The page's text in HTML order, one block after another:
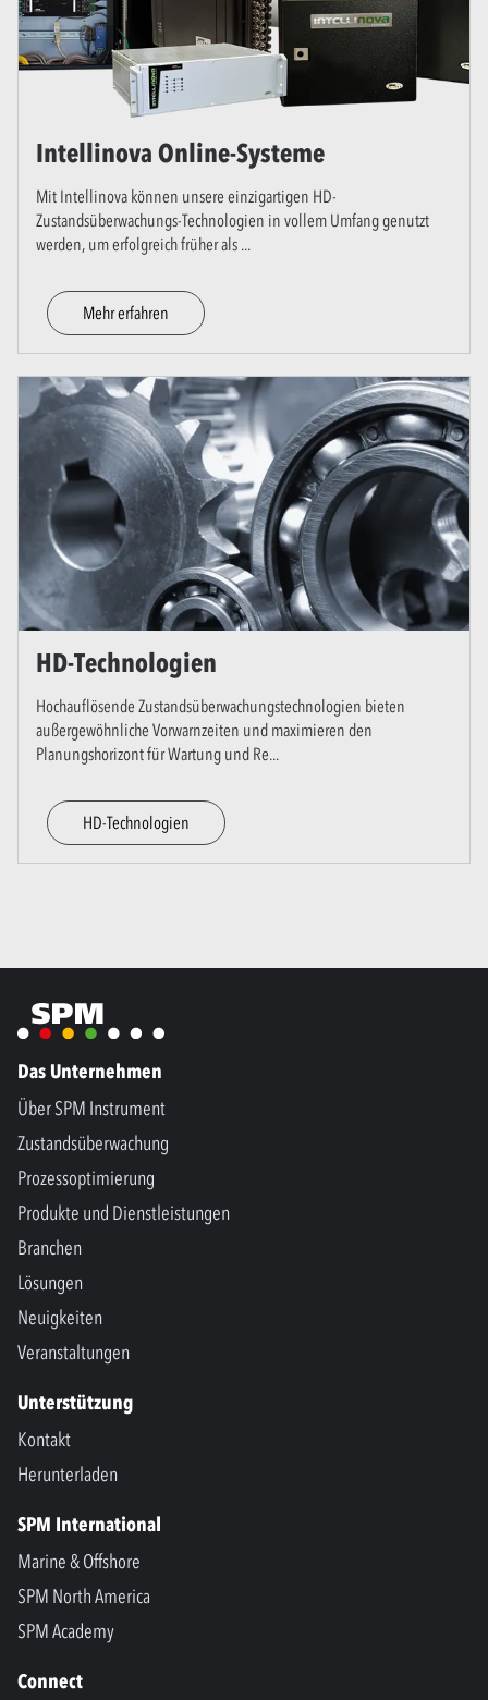
Intellinova Online-Systeme
Mit Intellinova können unsere einzigartigen HD-
Zustandsüberwachungs-Technologien in vollem Umfang genutzt
werden, um erfolgreich früher als ...
Mehr erfahren
HD-Technologien
Hochauflösende Zustandsüberwachungstechnologien bieten
außergewöhnliche Vorwarnzeiten und maximieren den
Planungshorizont für Wartung und Re...
HD-Technologien
Das Unternehmen
Über SPM Instrument
Zustandsüberwachung
Prozessoptimierung
Produkte und Dienstleistungen
Branchen
Lösungen
Neuigkeiten
Veranstaltungen
Unterstützung
Kontakt
Herunterladen
SPM International
Marine & Offshore
SPM North America
SPM Academy
Connect